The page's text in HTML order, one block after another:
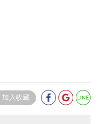
加入收藏